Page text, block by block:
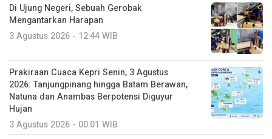
Di Ujung Negeri, Sebuah Gerobak
Mengantarkan Harapan
3 Agustus 2026 - 12:44 WIB
Prakiraan Cuaca Kepri Senin, 3 Agustus
2026: Tanjungpinang hingga Batam Berawan,
Natuna dan Anambas Berpotensi Diguyur
Hujan
3 Agustus 2026 - 00:01 WIB